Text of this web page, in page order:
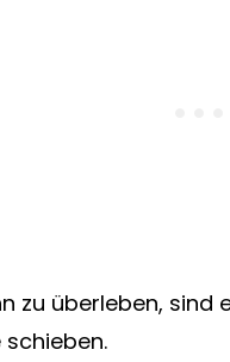
zu überleben,